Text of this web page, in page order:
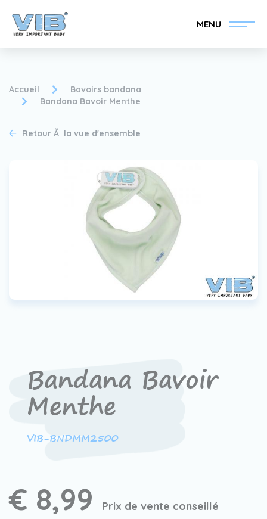
MENU
Devenir un revendeur
Sur le VIB®
Trouvez votre
revendeur VIB®
Devenir un revendeur
VIB®
Accueil
Bavoirs bandana
Bandana Bavoir Menthe
Retour Ã la vue d'ensemble
Bandana Bavoir
Menthe
VIB-BNDMM2500
€ 8,99 Prix de vente conseillé